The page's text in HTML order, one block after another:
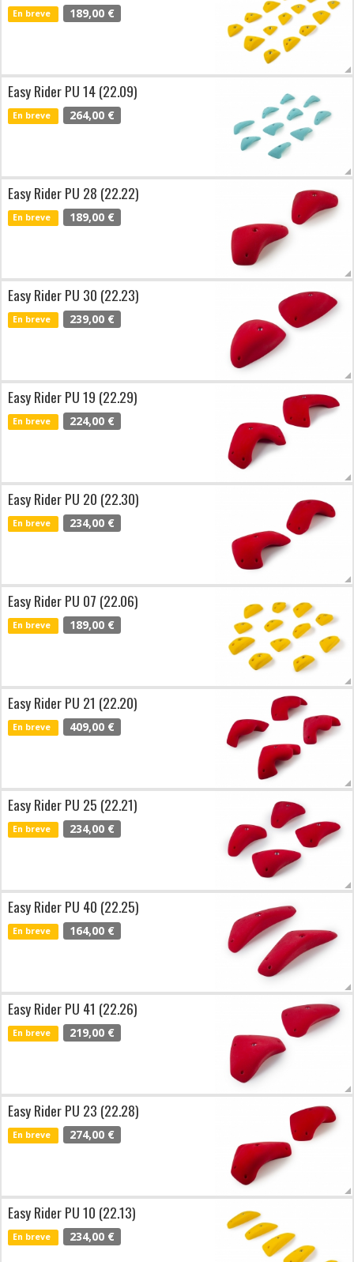
En breve 189,00 €
Easy Rider PU 14 (22.09)
En breve 264,00 €
Easy Rider PU 28 (22.22)
En breve 189,00 €
Easy Rider PU 30 (22.23)
En breve 239,00 €
Easy Rider PU 19 (22.29)
En breve 224,00 €
Easy Rider PU 20 (22.30)
En breve 234,00 €
Easy Rider PU 07 (22.06)
En breve 189,00 €
Easy Rider PU 21 (22.20)
En breve 409,00 €
Easy Rider PU 25 (22.21)
En breve 234,00 €
Easy Rider PU 40 (22.25)
En breve 164,00 €
Easy Rider PU 41 (22.26)
En breve 219,00 €
Easy Rider PU 23 (22.28)
En breve 274,00 €
Easy Rider PU 10 (22.13)
En breve 234,00 €